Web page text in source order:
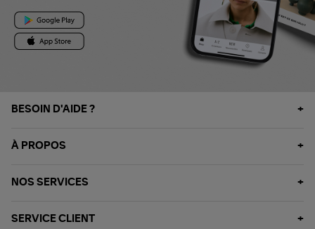
BESOIN D'AIDE ?
À PROPOS
NOS SERVICES
SERVICE CLIENT